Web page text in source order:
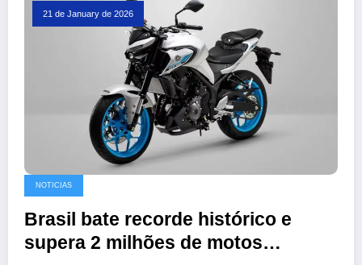
21 de January de 2026
NOTICIAS
Brasil bate recorde histórico e
supera 2 milhões de motos